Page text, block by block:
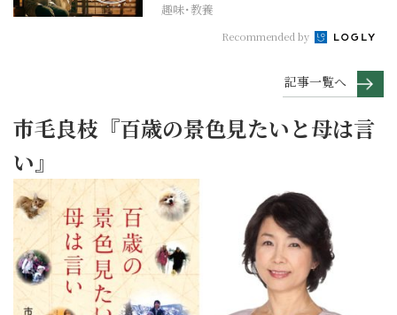
趣味･教養
Recommended by
記事一覧へ
市毛良枝『百歳の景色見たいと母は言
い』